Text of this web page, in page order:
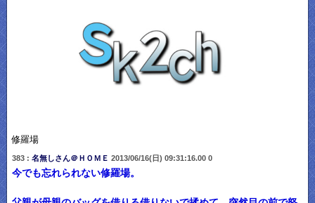
修羅場
383 : 名無しさん＠ＨＯＭＥ 2013/06/16(日) 09:31:16.00 0
今でも忘れられない修羅場。